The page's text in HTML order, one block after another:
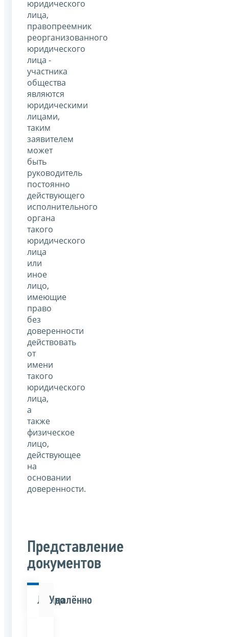
юридического
лица,
правопреемник
реорганизованного
юридического
лица -
участника
общества
являются
юридическими
лицами,
таким
заявителем
может
быть
руководитель
постоянно
действующего
исполнительного
органа
такого
юридического
лица
или
иное
лицо,
имеющие
право
без
доверенности
действовать
от
имени
такого
юридического
лица,
а
также
физическое
лицо,
действующее
на
основании
доверенности.
Представление
документов
Лично
Удалённо